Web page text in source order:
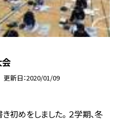
更新日 2020/01/09
初めをしました。 ２学期、冬